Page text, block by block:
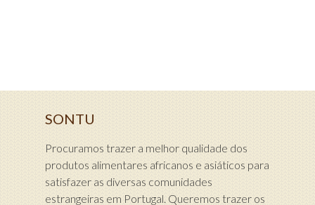
SONTU
Procuramos trazer a melhor qualidade dos
produtos alimentares africanos e asiáticos para
satisfazer as diversas comunidades
estrangeiras em Portugal. Queremos trazer os